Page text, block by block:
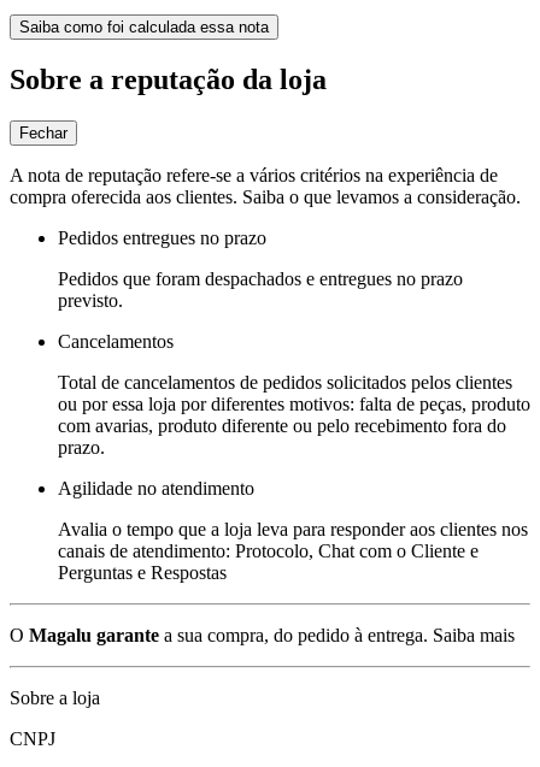
Saiba como foi calculada essa nota
Sobre a reputação da loja
Fechar
A nota de reputação refere-se a vários critérios na experiência de
compra oferecida aos clientes. Saiba o que levamos a consideração.
Pedidos entregues no prazo
Pedidos que foram despachados e entregues no prazo
previsto.
Cancelamentos
Total de cancelamentos de pedidos solicitados pelos clientes
ou por essa loja por diferentes motivos: falta de peças, produto
com avarias, produto diferente ou pelo recebimento fora do
prazo.
Agilidade no atendimento
Avalia o tempo que a loja leva para responder aos clientes nos
canais de atendimento: Protocolo, Chat com o Cliente e
Perguntas e Respostas
O Magalu garante a sua compra, do pedido à entrega. Saiba mais
Sobre a loja
CNPJ